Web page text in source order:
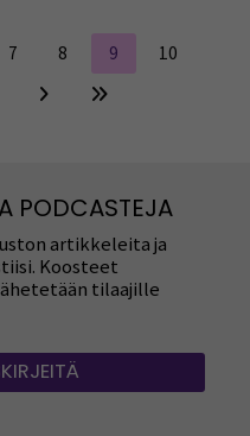
7 8 9
10
PODCASTEJA
artikkeleita ja
Koosteet
tilaajille